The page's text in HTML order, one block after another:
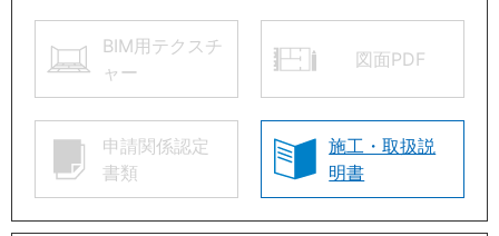
BIM用テクスチ
ャー
図面PDF
申請関係認定
書類
施工・取扱説
明書